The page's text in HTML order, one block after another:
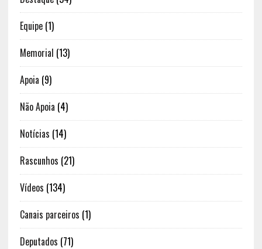
Equipe(1)
Memorial (13)
Apoia (9)
Não Apoia (4)
Notícias (14)
Rascunhos (21)
Vídeos (134)
Canais parceiros (1)
Deputados (71)